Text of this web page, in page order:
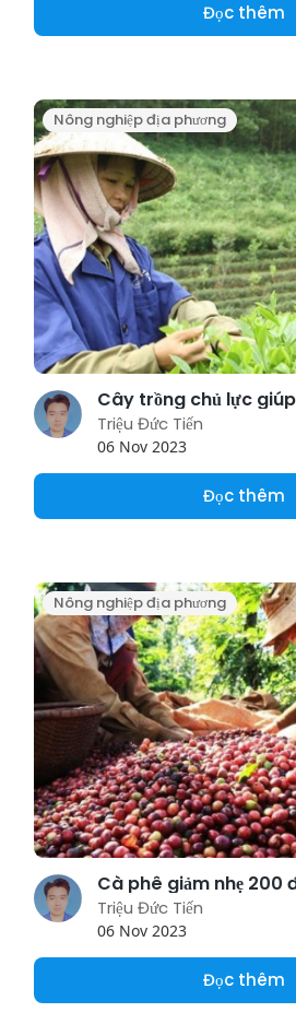
Đọc thêm
Nông nghiệp địa phương
Triệu Đức Tiến
06 Nov 2023
Đọc thêm
Nông nghiệp địa phương
Cà phê giảm nhẹ 200
Triệu Đức Tiến
06 Nov 2023
Đọc thêm